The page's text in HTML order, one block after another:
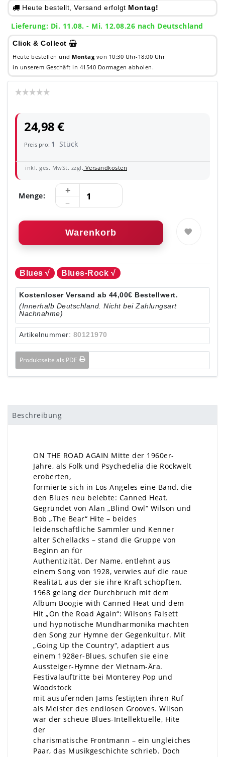
Heute bestellt, Versand erfolgt Montag!
Lieferung: Di. 11.08. - Mi. 12.08.26 nach Deutschland
Click & Collect
Heute bestellen und Montag von 10:30 Uhr-18:00 Uhr
in unserem Geschäft in 41540 Dormagen abholen.
24,98 €
Preis pro: 1 Stück
inkl. ges. MwSt. zzgl. Versandkosten
Menge:
Warenkorb
Blues √ Blues-Rock √
Kostenloser Versand ab 44,00€ Bestellwert.
(Innerhalb Deutschland. Nicht bei Zahlungsart
Nachnahme)
Artikelnummer: 80121970
Produktseite als PDF
Beschreibung
ON THE ROAD AGAIN Mitte der 1960er-
Jahre, als Folk und Psychedelia die Rockwelt
eroberten,
formierte sich in Los Angeles eine Band, die
den Blues neu belebte: Canned Heat.
Gegründet von Alan „Blind Owl“ Wilson und
Bob „The Bear“ Hite – beides
leidenschaftliche Sammler und Kenner
alter Schellacks – stand die Gruppe von
Beginn an für
Authentizität. Der Name, entlehnt aus
einem Song von 1928, verwies auf die raue
Realität, aus der sie ihre Kraft schöpften.
1968 gelang der Durchbruch mit dem
Album Boogie with Canned Heat und dem
Hit „On the Road Again“: Wilsons Falsett
und hypnotische Mundharmonika machten
den Song zur Hymne der Gegenkultur. Mit
„Going Up the Country“, adaptiert aus
einem 1928er-Blues, schufen sie eine
Aussteiger-Hymne der Vietnam-Ära.
Festivalauftritte bei Monterey Pop und
Woodstock
mit ausufernden Jams festigten ihren Ruf
als Meister des endlosen Grooves. Wilson
war der scheue Blues-Intellektuelle, Hite
der
charismatische Frontmann – ein ungleiches
Paar, das Musikgeschichte schrieb. Doch